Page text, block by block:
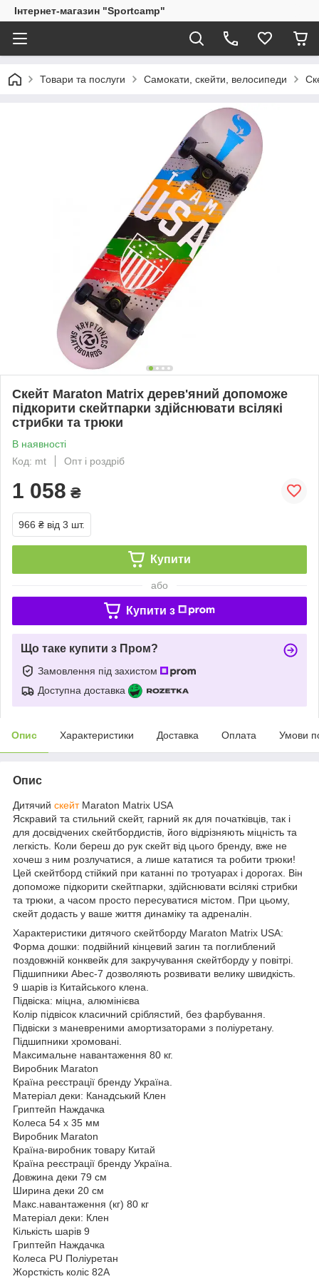
Інтернет-магазин "Sportcamp"
Товари та послуги Самокати, скейти, велосипеди
Скейт Maraton Matrix дерев'яний допоможе
підкорити скейтпарки здійснювати всілякі
стрибки та трюки
В наявності
Код: mt
Опт і роздріб
1 058 ₴
966 ₴ від 3 шт.
Купити
або
Купити з
Що таке купити з Пром?
Замовлення під захистом
Доступна доставка
Опис Характеристики Доставка Оплата Умови
Опис
Дитячий скейтMaraton Matrix USA
Яскравий та стильний скейт, гарний як для початківців, так і
для досвідчених скейтбордистів, його відрізняють міцність та
легкість. Коли береш до рук скейт від цього бренду, вже не
хочеш з ним розлучатися, а лише кататися та робити трюки!
Цей скейтборд стійкий при катанні по тротуарах і дорогах. Він
допоможе підкорити скейтпарки, здійснювати всілякі стрибки
та трюки, а часом просто пересуватися містом. При цьому,
скейт додасть у ваше життя динаміку та адреналін.
Характеристики дитячого скейтборду Maraton Matrix USA:
Форма дошки: подвійний кінцевий загин та поглиблений
поздовжній конквейк для закручування скейтборду у повітрі.
Підшипники Abec-7 дозволяють розвивати велику швидкість.
9 шарів із Китайського клена.
Підвіска: міцна, алюмінієва
Колір підвісок класичний сріблястий, без фарбування.
Підвіски з маневреними амортизаторами з поліуретану.
Підшипники хромовані.
Максимальне навантаження 80 кг.
Виробник Maraton
Країна реєстрації бренду Україна.
Матеріал деки: Канадський Клен
Гриптейп Наждачка
Колеса 54 х 35 мм
Виробник Maraton
Країна-виробник товару Китай
Країна реєстрації бренду Україна.
Довжина деки 79 см
Ширина деки 20 см
Макс.навантаження (кг) 80 кг
Матеріал деки: Клен
Кількість шарів 9
Гриптейп Наждачка
Колеса PU Поліуретан
Жорсткість коліс 82А